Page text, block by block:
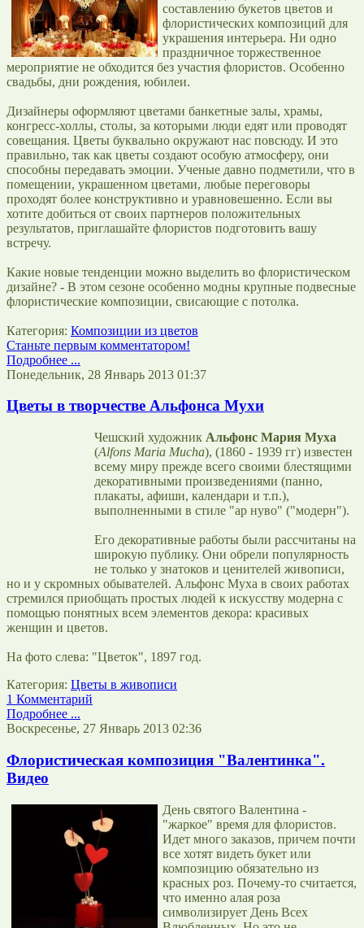
составлению букетов цветов и
флористических композиций для
украшения интерьера. Ни одно
праздничное торжественное
мероприятие не обходится без участия флористов. Особенно
свадьбы, дни рождения, юбилеи.
Дизайнеры оформляют цветами банкетные залы, храмы,
конгресс-холлы, столы, за которыми люди едят или проводят
совещания. Цветы буквально окружают нас повсюду. И это
правильно, так как цветы создают особую атмосферу, они
способны передавать эмоции. Ученые давно подметили, что в
помещении, украшенном цветами, любые переговоры
проходят более конструктивно и уравновешенно. Если вы
хотите добиться от своих партнеров положительных
результатов, приглашайте флористов подготовить вашу
встречу.
Какие новые тенденции можно выделить во флористическом
дизайне? - В этом сезоне особенно модны крупные подвесные
флористические композиции, свисающие с потолка.
Категория: Композиции из цветов
Станьте первым комментатором!
Подробнее ...
Понедельник, 28 Январь 2013 01:37
Цветы в творчестве Альфонса Мухи
Чешский художник Альфонс Мария Муха
(Alfons Maria Mucha), (1860 - 1939 гг) известен
всему миру прежде всего своими блестящими
декоративными произведениями (панно,
плакаты, афиши, календари и т.п.),
выполненными в стиле "ар нуво" ("модерн").
Его декоративные работы были рассчитаны на
широкую публику. Они обрели популярность
не только у знатоков и ценителей живописи,
но и у скромных обывателей. Альфонс Муха в своих работах
стремился приобщать простых людей к искусству модерна с
помощью понятных всем элементов декора: красивых
женщин и цветов.
На фото слева: "Цветок", 1897 год.
Категория: Цветы в живописи
1 Комментарий
Подробнее ...
Воскресенье, 27 Январь 2013 02:36
Флористическая композиция "Валентинка".
Видео
День святого Валентина -
"жаркое" время для флористов.
Идет много заказов, причем почти
все хотят видеть букет или
композицию обязательно из
красных роз. Почему-то считается,
что именно алая роза
символизирует День Всех